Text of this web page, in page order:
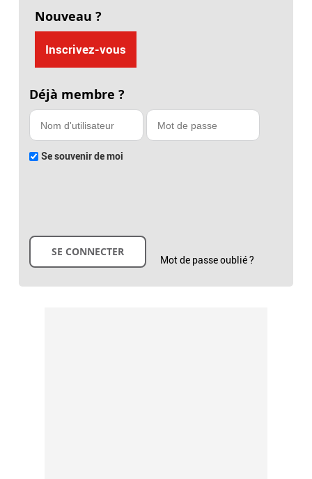
Nouveau ?
Inscrivez-vous
Déjà membre ?
Se souvenir de moi
Mot de passe oublié ?